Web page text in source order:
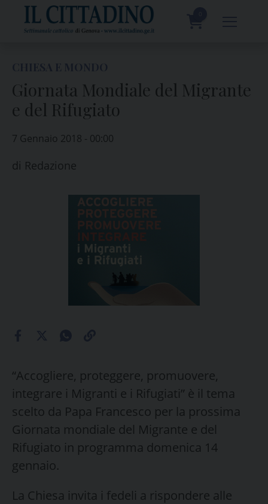
content
Giornata Mondiale del Migrante
e del Rifugiato
7 Gennaio 2018 - 00:00
di Redazione
“Accogliere, proteggere, promuovere,
integrare i Migranti e i Rifugiati” è il tema
scelto da Papa Francesco per la prossima
Giornata mondiale del Migrante e del
Rifugiato in programma domenica 14
gennaio.
La Chiesa invita i fedeli a rispondere alle